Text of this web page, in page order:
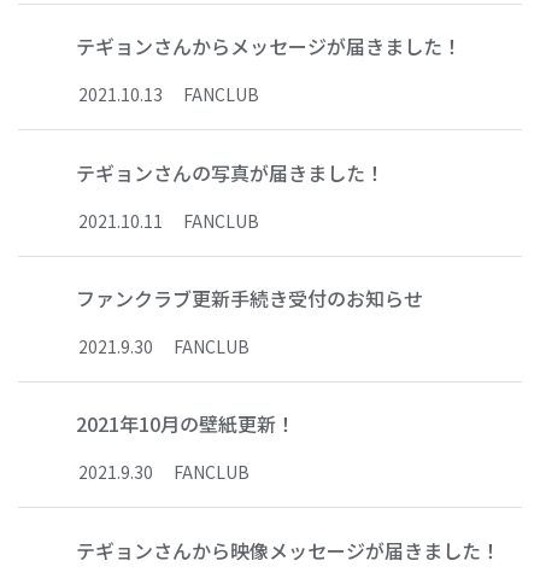
テギョンさんからメッセージが届きました！
2021.10.13 FANCLUB
テギョンさんの写真が届きました！
2021 .10.11 FANCLUB
ファンクラブ更新手続き受付のお知らせ
2021.9.30 FANCLUB
2021年10月の壁紙更新！
2021.9.30 FANCLUB
テギョンさんから映像メッセージが届きました！